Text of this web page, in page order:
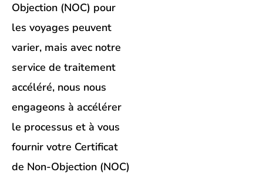
Objection (NOC) pour
les voyages peuvent
varier, mais avec notre
service de traitement
accéléré, nous nous
engageons à accélérer
le processus et à vous
fournir votre Certificat
de Non-Objection (NOC)